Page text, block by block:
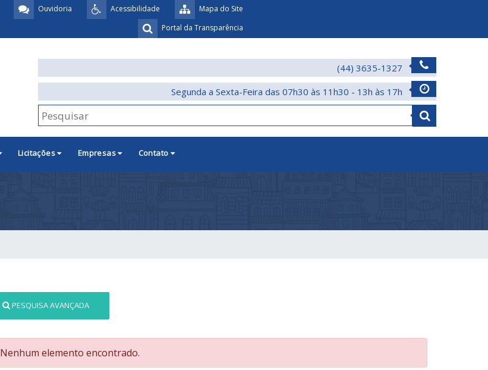
Mapa do Site
Acessibilidade
Ouvidoria
Portal da Transparência
(44) 3635-1327
Segunda a Sexta-Feira das 07h30 às 11h30 - 13h às 17h
Licitações Empresas Contato
PESQUISA AVANÇADA
Nenhum elemento encontrado.